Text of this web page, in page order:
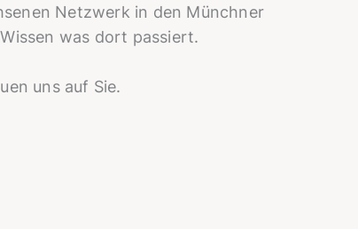
Netzwerk in den Münchner
was dort passiert.
uns auf Sie.